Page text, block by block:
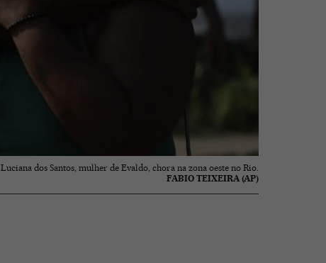
Luciana dos Santos, mulher de Evaldo, chora na zona oeste no Rio.
FABIO TEIXEIRA (AP)